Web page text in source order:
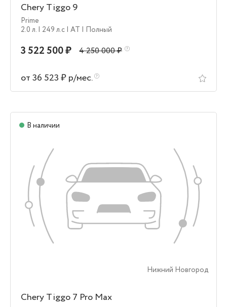
Chery Tiggo 9
Prime
2.0 л. | 249 л.c | AT | Полный
3 522 500 ₽ 4 250 000 ₽
от 36 523 ₽ р/мес.
В наличии
Нижний Новгород
Chery Tiggo 7 Pro Max